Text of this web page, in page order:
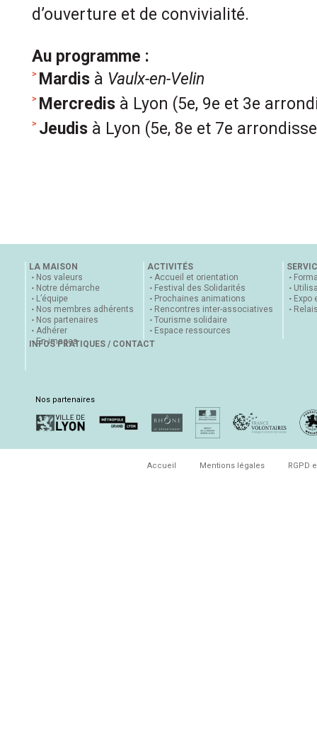
d’ouverture et de convivialité.
Au programme :
Mardis à Vaulx-en-Velin
Mercredis à Lyon (5e, 9e et 3e
Jeudis à Lyon (5e, 8e et 7e
LA MAISON
Nos valeurs
Notre démarche
L’équipe
Nos membres adhérents
Nos partenaires
Adhérer
En images
ACTIVITÉS
Accueil et orientation
Festival des Solidarités
Prochaines animations
Rencontres inter-associatives
Tourisme solidaire
Espace ressources
Expo
INFOS PRATIQUES / CONTACT
Nos partenaires
Accueil Mentions légales RGPD